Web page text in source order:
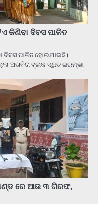
କିଣିବା ଦିବସ ପାଳିତ
ଦିବସ ପାଳିତ ହୋଇଯାଇଛି।
ଅତାବିରା ବ୍ଲକ ସ୍ଥିତ ଲରମ୍ଭା
ରେ ଆଉ ୩ ଗିରଫ,